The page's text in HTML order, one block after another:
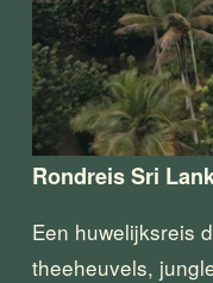
Rondreis Sri
Een huwelijksreis
theeheuvels,